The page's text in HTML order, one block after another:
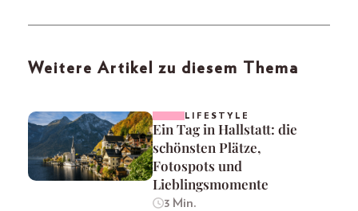
Weitere Artikel zu diesem Thema
LIFESTYLE
Ein Tag in Hallstatt: die
schönsten Plätze,
Fotospots und
Lieblingsmomente
3 Min.